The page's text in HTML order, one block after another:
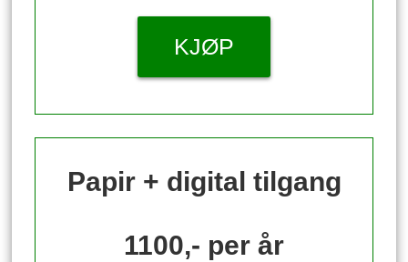
KJØP
Papir + digital tilgang
1100,- per år